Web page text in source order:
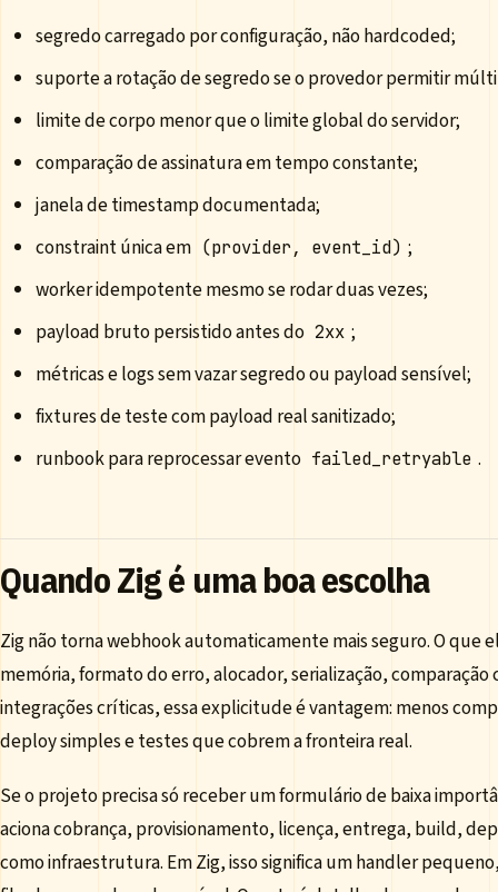
segredo carregado por configuração, não hardcoded;
suporte a rotação de segredo se o provedor permitir
limite de corpo menor que o limite global do servidor;
comparação de assinatura em tempo constante;
janela de timestamp documentada;
constraint única em (provider, event_id) ;
worker idempotente mesmo se rodar duas vezes;
payload bruto persistido antes do 2xx ;
métricas e logs sem vazar segredo ou payload sensível;
fixtures de teste com payload real sanitizado;
runbook para reprocessar evento failed_retryable .
Quando Zig é uma boa escolha
Zig não torna webhook automaticamente mais seguro. O que
memória, formato do erro, alocador, serialização, comparação
integrações críticas, essa explicitude é vantagem: menos
deploy simples e testes que cobrem a fronteira real.
Se o projeto precisa só receber um formulário de baixa
aciona cobrança, provisionamento, licença, entrega, build,
como infraestrutura. Em Zig, isso significa um handler